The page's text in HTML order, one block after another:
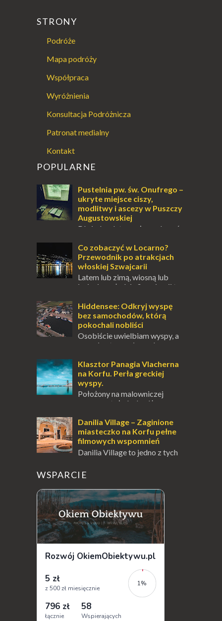
STRONY
Podróże
Mapa podróży
Współpraca
Wyróżnienia
Konsultacja Podróżnicza
Patronat medialny
Kontakt
POPULARNE
Pustelnia pw. św. Onufrego –
ukryte miejsce ciszy,
modlitwy i ascezy w Puszczy
Augustowskiej
Dla jednych to może wydawać
przetrwania lub romantycznym życiem. Dla
innych to nieustanne przebywanie z B...
Co zobaczyć w Locarno?
Przewodnik po atrakcjach
włoskiej Szwajcarii
Latem lub zimą, wiosną lub
jesienią, południe Szwajcarii to
odwiedzić. Moja zimowa podróż do
Locarno gwara...
Hiddensee: Odkryj wyspę
bez samochodów, którą
pokochali nobliści
Osobiście uwielbiam wyspy, a
uczucie otoczenia wodą
pośrodku Bałtyku? To zawsze brzmi jak
doskonał...
Klasztor Panagia Vlacherna
na Korfu. Perła greckiej
wyspy.
Położony na malowniczej
wysepce, tuż obok półwyspu
jest jednym z najbardziej rozpoznawalnych
symbo...
Danilia Village – Zaginione
miasteczko na Korfu pełne
filmowych wspomnień
Danilia Village to jedno z tych
sobie wiele tajemnic i historii, a przy tym
jest doskonale znane miłośnikom f...
WSPARCIE